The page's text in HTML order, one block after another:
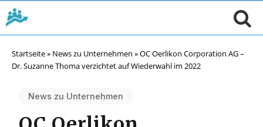
Startseite» News zu Unternehmen »OC Oerlikon Corporation AG –
Dr. Suzanne Thoma verzichtet auf Wiederwahl im 2022
News zu Unternehmen